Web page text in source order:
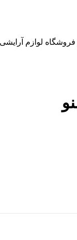
لوازم